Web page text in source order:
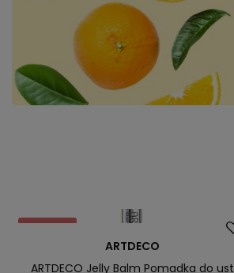
Promocja
ARTDECO
ARTDECO Jelly Balm Pomadka do ust